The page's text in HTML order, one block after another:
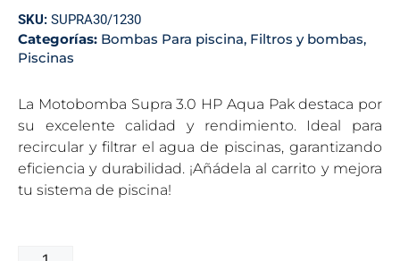
SKU: SUPRA30/1230
Categorías: Bombas Para piscina, Filtros y bombas,
Piscinas
La Motobomba Supra 3.0 HP Aqua Pak destaca por
su excelente calidad y rendimiento. Ideal para
recircular y filtrar el agua de piscinas, garantizando
eficiencia y durabilidad. ¡Añádela al carrito y mejora
tu sistema de piscina!